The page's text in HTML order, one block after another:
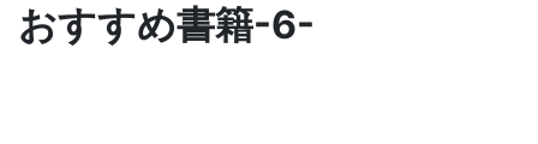
おすすめ書籍-6-